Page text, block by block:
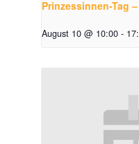
Prinzessinnen-Tag
August 10 @ 10:00 -